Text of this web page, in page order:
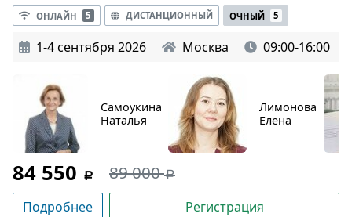
ОНЛАЙН 5 ДИСТАНЦИОННЫЙ ОЧНЫЙ 5
1-4 сентября 2026 Москва 09:00-16:00
Самоукина
Наталья
Лимонова
Елена
84 550 89 000
Подробнее Регистрация